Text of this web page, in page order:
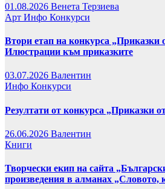
01.08.2026 Венета Терзиева
Арт Инфо Конкурси
Втори етап на конкурса „Приказки
Илюстрации към приказките
03.07.2026 Валентин
Инфо Конкурси
Резултати от конкурса „Приказки
26.06.2026 Валентин
Книги
Творчески екип на сайта
произведения в алманах „Словото,